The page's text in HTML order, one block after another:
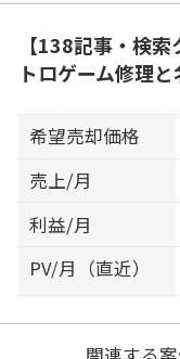
【138記事・検
トロゲーム修理
希望売却価格
売上/月
利益/月
PV/月（直近）